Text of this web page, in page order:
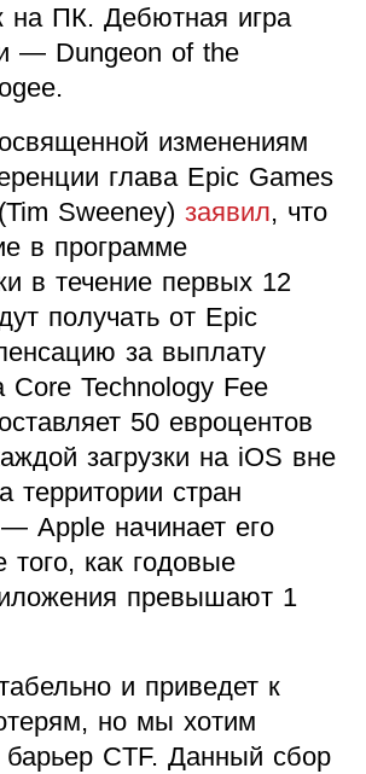
на ПК. Дебютная игра
— Dungeon of the
изменениям
глава Epic Games
Sweeney) заявил, что
в программе
в течение первых 12
получать от Epic
за выплату
Core Technology Fee
50 евроцентов
загрузки на iOS вне
территории стран
Apple начинает его
того, как годовые
превышают 1
и приведет к
но мы хотим
барьер CTF. Данный сбор